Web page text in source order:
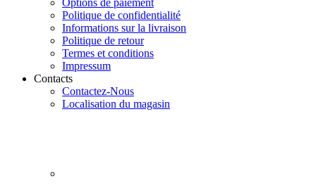
Politique de confidentialité
Informations sur la livraison
Politique de retour
Termes et conditions
Impressum
Contacts
Contactez-Nous
Localisation du magasin